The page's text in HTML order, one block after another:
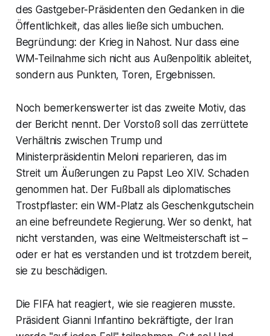
des Gastgeber-Präsidenten den Gedanken in die
Öffentlichkeit, das alles ließe sich umbuchen.
Begründung: der Krieg in Nahost. Nur dass eine
WM-Teilnahme sich nicht aus Außenpolitik ableitet,
sondern aus Punkten, Toren, Ergebnissen.
Noch bemerkenswerter ist das zweite Motiv, das
der Bericht nennt. Der Vorstoß soll das zerrüttete
Verhältnis zwischen Trump und
Ministerpräsidentin Meloni reparieren, das im
Streit um Äußerungen zu Papst Leo XIV. Schaden
genommen hat. Der Fußball als diplomatisches
Trostpflaster: ein WM-Platz als Geschenkgutschein
an eine befreundete Regierung. Wer so denkt, hat
nicht verstanden, was eine Weltmeisterschaft ist –
oder er hat es verstanden und ist trotzdem bereit,
sie zu beschädigen.
Die FIFA hat reagiert, wie sie reagieren musste.
Präsident Gianni Infantino bekräftigte, der Iran